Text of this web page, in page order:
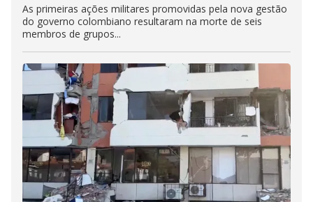
As primeiras ações militares promovidas pela nova gestão
do governo colombiano resultaram na morte de seis
membros de grupos...